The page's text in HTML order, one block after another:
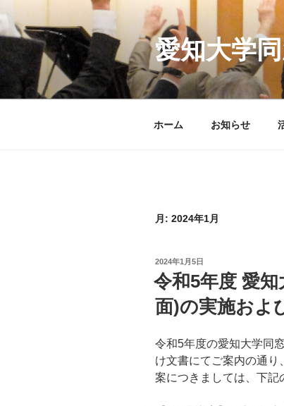
テ
ツ
愛知大学
ホーム お知らせ
月: 2024年1月
投
稿
日:
2024年1月5日
令和5年度 愛
面)の実施およ
令和5年度の愛知大学同
け文書にてご案内の通
案につきましては、下記